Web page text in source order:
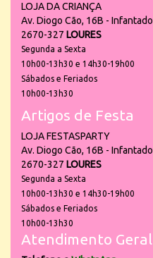
LOJA DA CRIANÇA
Av. Diogo Cão, 16B - Infantado
2670-327 LOURES
Segunda a Sexta
10h00-13h30 e 14h30-19h00
Sábados e Feriados
10h00-13h30
Artigos de Festa
LOJA FESTASPARTY
Av. Diogo Cão, 16B - Infantado
2670-327 LOURES
Segunda a Sexta
10h00-13h30 e 14h30-19h00
Sábados e Feriados
10h00-13h30
Atendimento Geral